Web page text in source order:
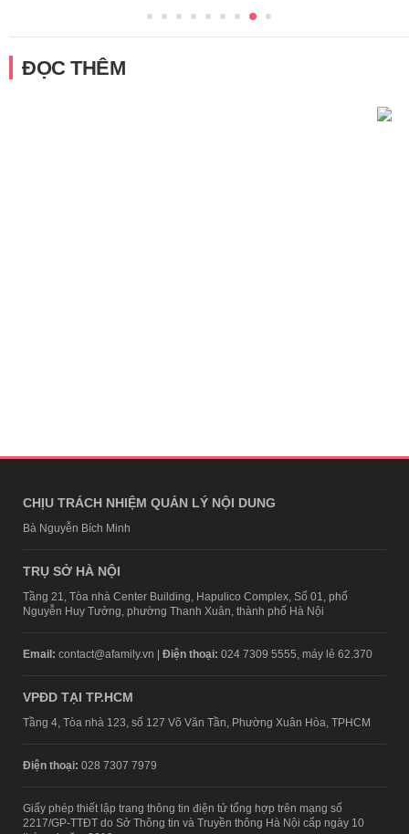
ĐỌC THÊM
CHỊU TRÁCH NHIỆM QUẢN LÝ NỘI DUNG
Bà Nguyễn Bích Minh
TRỤ SỞ HÀ NỘI
Tầng 21, Tòa nhà Center Building, Hapulico Complex, Số 01, phố
Nguyễn Huy Tưởng, phường Thanh Xuân, thành phố Hà Nội
Email: contact@afamily.vn | Điện thoại: 024 7309 5555, máy lẻ 62.370
VPĐD TẠI TP.HCM
Tầng 4, Tòa nhà 123, số 127 Võ Văn Tần, Phường Xuân Hòa, TPHCM
Điện thoại: 028 7307 7979
Giấy phép thiết lập trang thông tin điện tử tổng hợp trên mạng số
2217/GP-TTĐT do Sở Thông tin và Truyền thông Hà Nội cấp ngày 10